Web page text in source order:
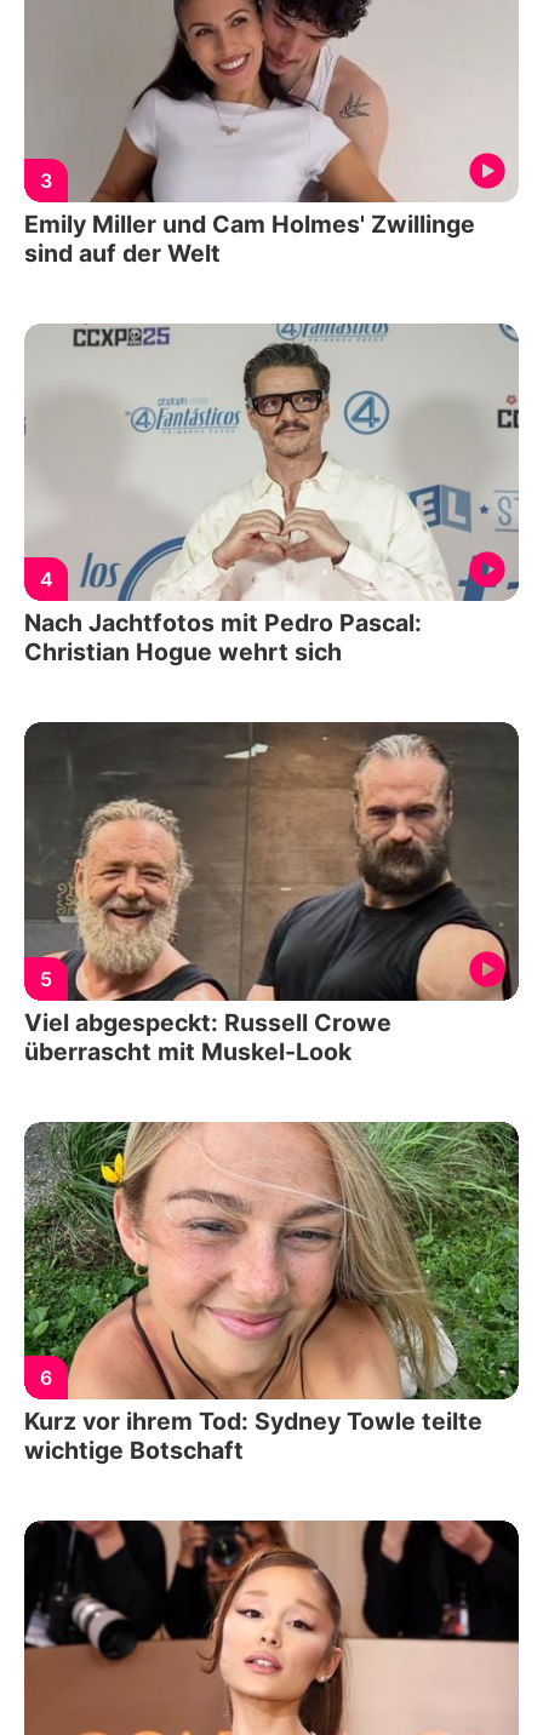
3
Emily Miller und Cam Holmes' Zwillinge
sind auf der Welt
4
Nach Jachtfotos mit Pedro Pascal:
Christian Hogue wehrt sich
5
Viel abgespeckt: Russell Crowe
überrascht mit Muskel-Look
6
Kurz vor ihrem Tod: Sydney Towle teilte
wichtige Botschaft